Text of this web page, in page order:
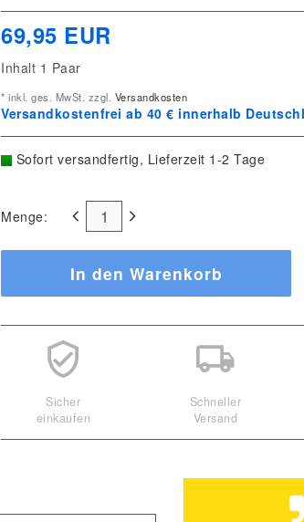
69,95 EUR
Inhalt 1 Paar
* inkl. ges. MwSt. zzgl. Versandkosten
Versandkostenfrei ab 40 € innerhalb
Sofort versandfertig, Lieferzeit 1-2 Tage
Menge:
In den Warenkorb
Sicher
einkaufen
Schneller
Versand